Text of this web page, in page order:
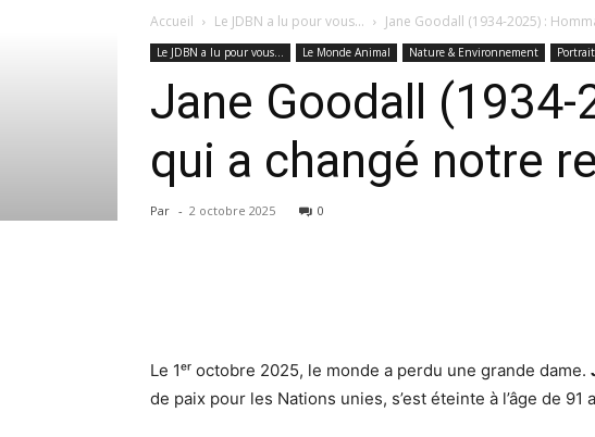
Accueil Le JDBN a lu pour vous... Jane Goodall (1934-2025) :
Le JDBN a lu pour vous... Le Monde Animal Nature & Environnement Portrait
Jane Goodall
qui a changé notre
Par - 2 octobre 2025 0
Le 1ᵉʳ octobre 2025, le monde a perdu une grande dame.
de paix pour les Nations unies, s’est éteinte à l’âge de 91